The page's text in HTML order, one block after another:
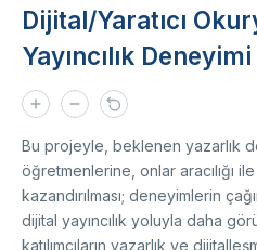
Başkan
Mevzuat
Organizasyon Şeması
Strateji Belgeleri
Mali Tablolar
Sayılarla TÜBİTAK
Hizmet Envanterleri
Kurumsal Kimlik
Öncelikli Ar-Ge ve Yenilik
Öncelikli ve Kilit Teknolojilerde
Girişimci ve Yenilikçi Üniversite
Üniversitelerin Alan Bazlı
Teknoloji Hazırlık Seviyesi
BTY İstatistikleri
BTY Kılavuzları
BTYK (Mülga)
Uluslararası
İkili Proje Destekleri
Çok Taraflı Programlar
Çerçeve Programları
Hakkımızda
Patentler
İlanlar
Ödüller
Geçmiş Yıllarda Ödül Alanlar
Yapay Zekâ
Yapay Zekâ Politikası
Dijital/Yaratıcı
Yayıncılık Deneyimi
Bu projeyle, beklenen yazarlık
öğretmenlerine, onlar aracılığı
kazandırılması; deneyimlerin
dijital yayıncılık yoluyla daha
katılımcıların yazarlık ve